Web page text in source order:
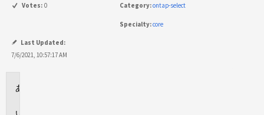
Votes: 0 Category:ontap-select
Specialty:core
Last Updated:
7/6/2021, 10:57:17 AM